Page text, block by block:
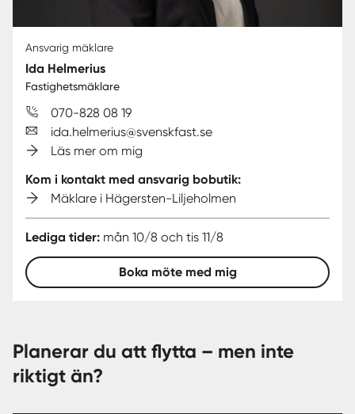
Ansvarig mäklare
Ida Helmerius
Fastighetsmäklare
070-828 08 19
ida.helmerius@svenskfast.se
Läs mer om mig
Kom i kontakt med ansvarig bobutik:
Mäklare i Hägersten-Liljeholmen
Lediga tider: mån 10/8 och tis 11/8
Boka möte med mig
Planerar du att flytta – men inte
riktigt än?